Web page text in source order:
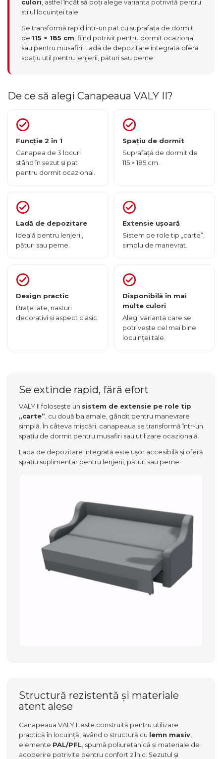
culori , astfel încât să poți alege varianta potrivită pentru
stilul locuinței tale.
Se transformă rapid într-un pat cu suprafața de dormit
de 115 × 185 cm , fiind potrivit pentru dormit ocazional
sau pentru musafiri. Lada de depozitare integrată oferă
spațiu util pentru lenjerii, pături sau perne.
De ce să alegi Canapeaua VALY II?
Funcție 2 în 1
Canapea de 3 locuri
stând în șezut și pat
pentru dormit ocazional.
Spațiu de dormit
Suprafață de dormit de
115 × 185 cm.
Ladă de depozitare
Ideală pentru lenjerii,
pături sau perne.
Extensie ușoară
Sistem pe role tip „carte”,
simplu de manevrat.
Design practic
Brațe late, nasturi
decorativi și aspect clasic.
Disponibilă în mai
multe culori
Alegi varianta care se
potrivește cel mai bine
locuinței tale.
Se extinde rapid, fără efort
VALY II folosește un sistem de extensie pe role tip
„carte” , cu două balamale, gândit pentru manevrare
simplă. În câteva mișcări, canapeaua se transformă într-un
spațiu de dormit pentru musafiri sau utilizare ocazională.
Lada de depozitare integrată este ușor accesibilă și oferă
spațiu suplimentar pentru lenjerii, pături sau perne.
Structură rezistentă și materiale
atent alese
Canapeaua VALY II este construită pentru utilizare
practică în locuință, având o structură cu lemn masiv
elemente PAL/PFL , spumă poliuretanică și materiale de
acoperire potrivite pentru confort zilnic. Șezutul și